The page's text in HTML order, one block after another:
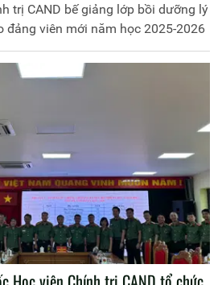
trị CAND bế giảng lớp bồi dưỡng lý
đảng viên mới năm học 2025-2026